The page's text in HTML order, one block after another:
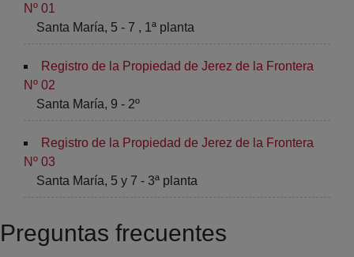
Nº 01
Santa María, 5 - 7 , 1ª planta
Registro de la Propiedad de Jerez de la Frontera
Nº 02
Santa María, 9 - 2º
Registro de la Propiedad de Jerez de la Frontera
Nº 03
Santa María, 5 y 7 - 3ª planta
Preguntas frecuentes